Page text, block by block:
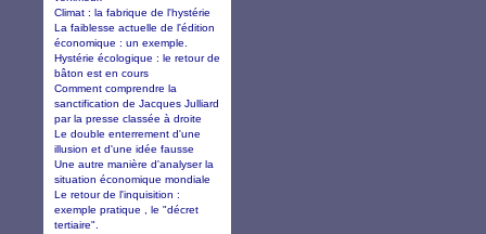
Climat : la fabrique de l'hystérie
La faiblesse actuelle de l'édition
économique : un exemple.
Hystérie écologique : le retour de
bâton est en cours
Comment comprendre la
sanctification de Jacques Julliard
par la presse classée à droite
Le double enterrement d'une
illusion et d'une idée fausse
Une autre manière d'analyser la
situation économique mondiale
Le retour de l'inquisition :
exemple pratique , le "décret
tertiaire".